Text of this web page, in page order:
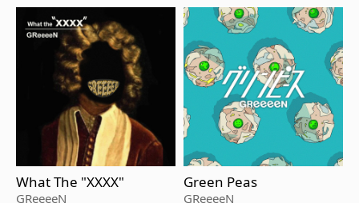
What The "XXXX"
GReeeeN
Green Peas
GReeeeN